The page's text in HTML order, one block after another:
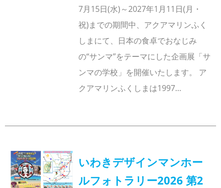
7月15日(水)～2027年1月11日(月・
祝)までの期間中、アクアマリンふく
しまにて、日本の食卓でおなじみ
の“サンマ”をテーマにした企画展「サ
ンマの学校」を開催いたします。 ア
クアマリンふくしまは1997…
いわきデザインマンホー
ルフォトラリー2026 第2